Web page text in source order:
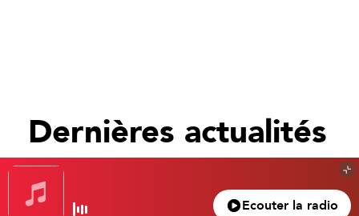
Dernières actualités
Tout voir
Ecouter la radio